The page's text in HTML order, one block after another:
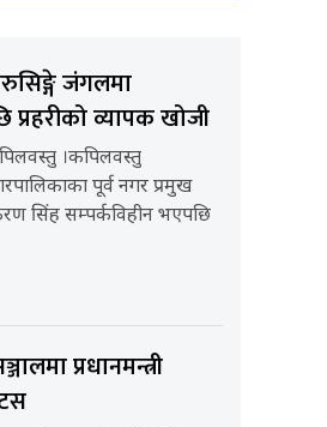
जंगलमा
व्यापक खोजी
।कपिलवस्तु
पूर्व नगर प्रमुख
सिंह सम्पर्कविहीन भएपछि
प्रधानमन्त्री